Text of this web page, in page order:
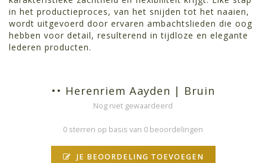
in het productieproces, van het snijden tot het naaien,
wordt uitgevoerd door ervaren ambachtslieden die oog
hebben voor detail, resulterend in tijdloze en elegante
lederen producten.
•• Herenriem Aayden | Bruin
Nog niet gewaardeerd
0 sterren op basis van 0 beoordelingen
JE BEOORDELING TOEVOEGEN